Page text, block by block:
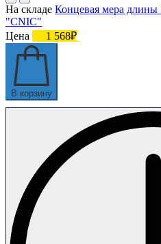
На складе Концевая мера длины
"CNIC"
Цена
1 568₽
В корзину